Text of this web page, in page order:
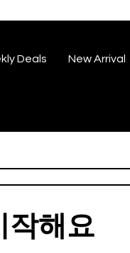
Deals New Arrival
작해요